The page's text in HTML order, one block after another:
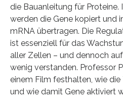
die Bauanleitung für Proteine.
werden die Gene kopiert und
mRNA übertragen. Die
ist essenziell für das
aller Zellen – und dennoch
wenig verstanden. Professor
einem Film festhalten, wie
und wie damit Gene aktiviert